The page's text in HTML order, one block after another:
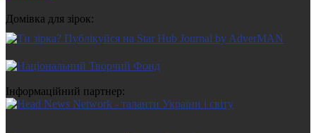
Домівка для зірок:
Інформаційний партнер: